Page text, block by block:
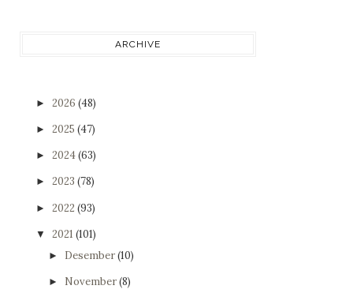
ARCHIVE
► 2026 (48)
► 2025 (47)
► 2024(63)
► 2023 (78)
► 2022 (93)
▼ 2021 (101)
► Desember(10)
► November(8)